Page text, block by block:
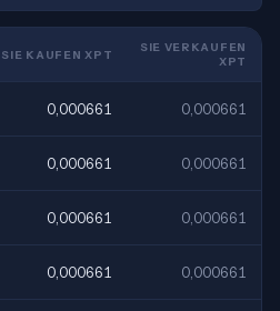
SIE KAUFEN XPT
SIE VERKAUFEN
XPT
0,000661 0,000661
0,000661 0,000661
0,000661 0,000661
0,000661 0,000661